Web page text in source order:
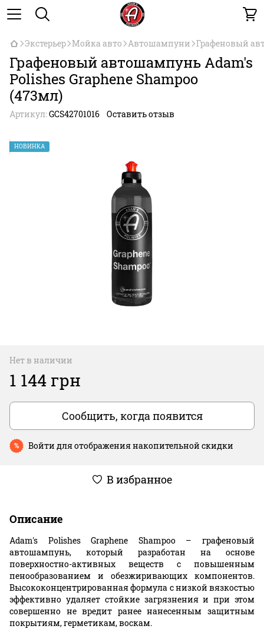
Экстерьер Мойка авто Автошампуни Графеновый
Графеновый автошампунь Adam's
Polishes Graphene Shampoo
(473мл)
Артикул:GCS42701016 Оставить отзыв
НОВИНКА
Нет в наличии
1 144 грн
Сообщить, когда появится
% Войти для отображения накопительной скидки
В избранное
Описание
Adam's Polishes Graphene Shampoo – графеновый
автошампунь, который разработан на основе
поверхностно-активных веществ с повышенным
пенообразованием и обезжиривающих компонентов.
Высококонцентрированная формула с низкой вязкостью
эффективно удаляет стойкие загрязнения и при этом
совершенно не вредит ранее нанесенным защитным
покрытиям, герметикам, воскам.